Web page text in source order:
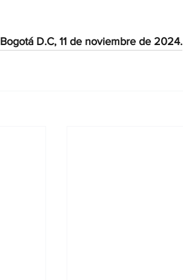
Bogotá D.C, 11 de noviembre de 2024.